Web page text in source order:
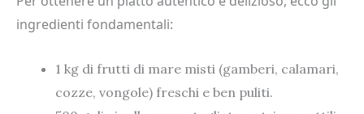
ingredienti fondamentali:
1 kg di frutti di mare misti (gamberi, calamari,
cozze, vongole) freschi e ben puliti.